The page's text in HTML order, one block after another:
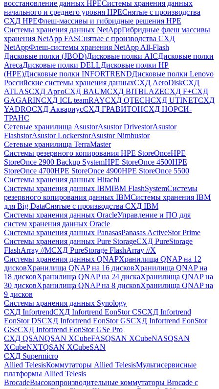
восстановление данных HPEСистемы хранения данных
начального и среднего уровня HPEСнятые с производства
СХД HPEФлеш-массивы и гибридные решения HPE
Cистемы хранения данных NetAppГибридные флеш массивы
хранения NetApp FASСнятые с производства СХД
NetAppФлеш-системы хранения NetApp All-Flash
Дисковые полки (JBOD)Дисковые полки AICДисковые полки
ArecaДисковые полки DELLДисковые полки HP
(HPE)Дисковые полки INFORTRENDДисковые полки Lenovo
Российские системы хранения данныхСХД AeroDiskСХД
ATLASСХД AргоСХД BAUMСХД BITBLAZEСХД F+СХД
GAGARINСХД ICL teamRAYСХД QTECHСХД UTINETСХД
YADROСХД АквариусСХД ГРАВИТОНСХД НОРСИ-
ТРАНС
Сетевые хранилища AsustorAsustor DrivestorAsustor
FlashstorAsustor LockerstorAsustor Nimbustor
Сетевые хранилища TerraMaster
Системы резервного копирования HPE StoreOnceHPE
StoreOnce 2900 Backup SystemHPE StoreOnce 4500HPE
StoreOnce 4700HPE StoreOnce 4900HPE StoreOnce 5500
Системы хранения данных Hitachi
Системы хранения данных IBMIBM FlashSystemСистемы
резервного копирования данных IBMСистемы хранения IBM
для Big DataСнятые с производства СХД IBM
Системы хранения данных OracleУправление и ПО для
систем хранения данных Oracle
Системы хранения данных PanasasPanasas ActiveStor Prime
Системы хранения данных Pure StorageСХД PureStorage
FlashArray //MСХД PureStorage FlashArray //X
Системы хранения данных QNAPХранилища QNAP на 12
дисковХранилища QNAP на 16 дисковХранилища QNAP на
18 дисковХранилища QNAP на 24 дискаХранилища QNAP на
30 дисковХранилища QNAP на 8 дисковХранилища QNAP на
9 дисков
Системы хранения данных Synology
СХД InfortrendСХД Infortrend EonStor CSСХД Infortrend
EonStor DSСХД Infortrend EonStor GSСХД Infortrend EonStor
GSeСХД Infortrend EonStor GSe Pro
СХД QSANQSAN XCubeFASQSAN XCubeNASQSAN
XCubeNXTQSAN XCubeSAN
СХД Supermicro
Allied TelesisКоммутаторы Allied TelesisМультисервисные
платформы Allied Telesis
BrocadeВысокопроизводительные коммутаторы Brocade с